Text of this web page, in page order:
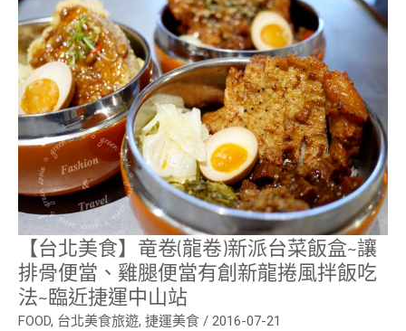
【台北美食】竜卷(龍卷)新派台菜飯盒~讓
排骨便當、雞腿便當有創新龍捲風拌飯吃
法~臨近捷運中山站
FOOD, 台北美食旅遊, 捷運美食 / 2016-07-21
食】
竜
卷
(龍
卷)
新
派
台
菜
飯
盒
~
讓
排
骨
便
當、
雞
腿
便
當